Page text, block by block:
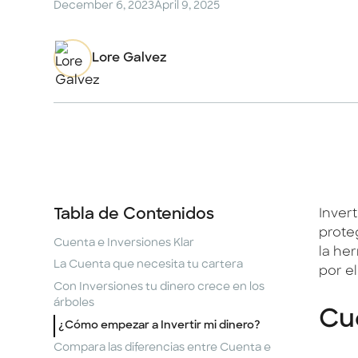
December 6, 2023April 9, 2025
Lore Galvez
Tabla de Contenidos
Cuenta e Inversiones Klar
La Cuenta que necesita tu cartera
Con Inversiones tu dinero crece en los
árboles
¿Cómo empezar a Invertir mi dinero?
Compara las diferencias entre Cuenta e
la
por